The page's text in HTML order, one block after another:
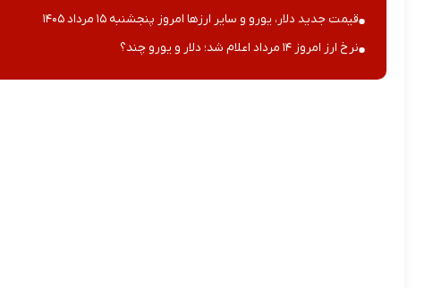
قیمت جدید دلار، یورو و سایر ارزها امروز پنجشنبه ۱۵ مرداد ۱۴۰۵
نرخ ارز امروز ۱۴ مرداد اعلام شد؛ دلار و یورو چند؟